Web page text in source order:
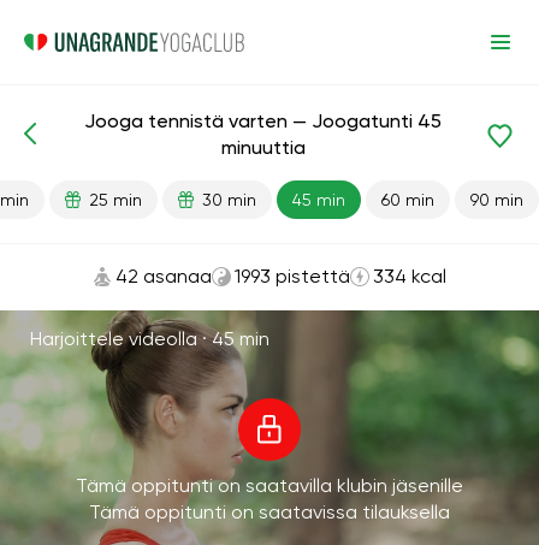
Urheilu
Jooga tennistä varten — Joogatunti 45
minuuttia
25 min 30 min 45 min 60 min 90 min
42 asanaa 1993 pistettä 334 kcal
Harjoittele videolla ·45 min
Tämä oppitunti on saatavilla klubin jäsenille
Tämä oppitunti on saatavissa tilauksella